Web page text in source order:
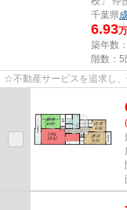
千葉県
6.93
築年数
階数：5
☆不動産サービスを追求し